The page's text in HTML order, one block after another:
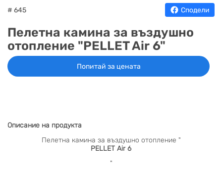
# 645 Сподели
Пелетна камина за въздушно
отопление "PELLET Air 6"
Попитай за цената
Описание на продукта
Пелетна камина за въздушно отопление "
PELLET Air 6
"